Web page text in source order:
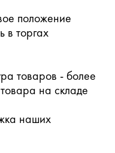
положение
в торгах
товаров - более
на складе
наших